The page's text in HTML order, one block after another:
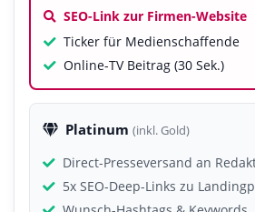
SEO-Link zur Firmen-Website
Ticker für Medienschaffende
Online-TV Beitrag (30 Sek.)
Platinum (inkl. Gold)
Direct-Presseversand an
5x SEO-Deep-Links zu